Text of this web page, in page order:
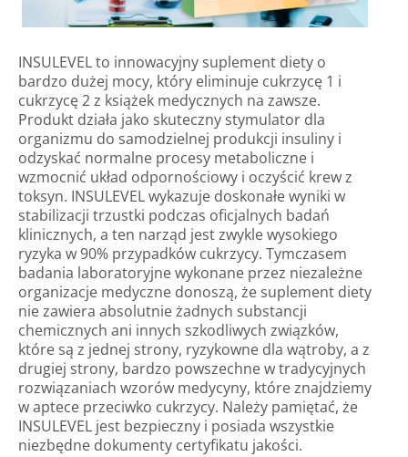
INSULEVEL to innowacyjny suplement diety o
bardzo dużej mocy, który eliminuje cukrzycę 1 i
cukrzycę 2 z książek medycznych na zawsze.
Produkt działa jako skuteczny stymulator dla
organizmu do samodzielnej produkcji insuliny i
odzyskać normalne procesy metaboliczne i
wzmocnić układ odpornościowy i oczyścić krew z
toksyn. INSULEVEL wykazuje doskonałe wyniki w
stabilizacji trzustki podczas oficjalnych badań
klinicznych, a ten narząd jest zwykle wysokiego
ryzyka w 90% przypadków cukrzycy. Tymczasem
badania laboratoryjne wykonane przez niezależne
organizacje medyczne donoszą, że suplement diety
nie zawiera absolutnie żadnych substancji
chemicznych ani innych szkodliwych związków,
które są z jednej strony, ryzykowne dla wątroby, a z
drugiej strony, bardzo powszechne w tradycyjnych
rozwiązaniach wzorów medycyny, które znajdziemy
w aptece przeciwko cukrzycy. Należy pamiętać, że
INSULEVEL jest bezpieczny i posiada wszystkie
niezbędne dokumenty certyfikatu jakości.